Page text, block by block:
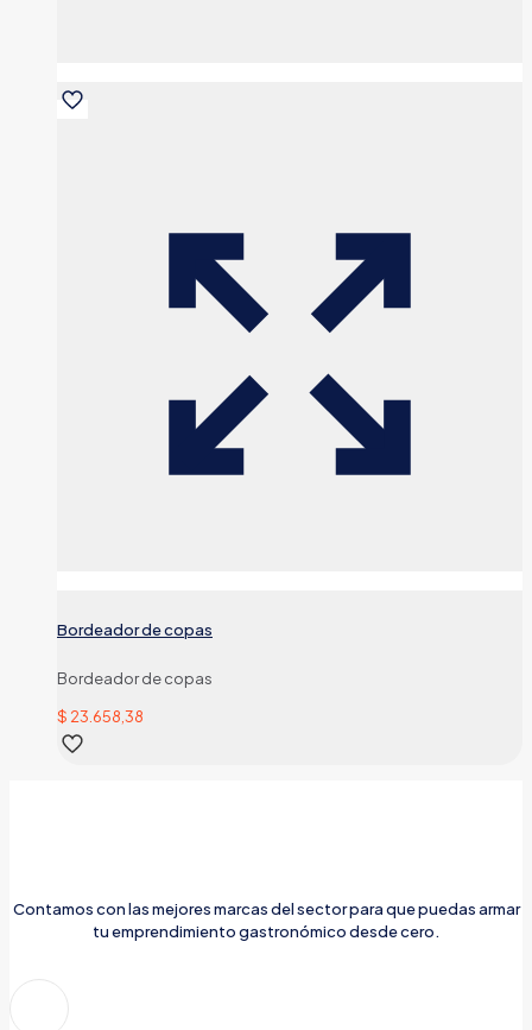
Bordeador de copas
Bordeador de copas
$ 23.658,38
Contamos con las mejores marcas del sector para que puedas armar
tu emprendimiento gastronómico desde cero.